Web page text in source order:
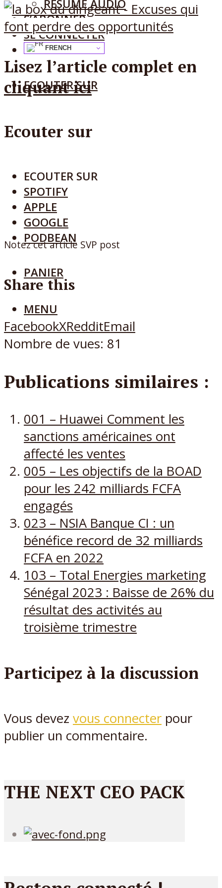
RÉSUMÉ AUDIO
S’ABONNER
SE CONNECTER
FRENCH
ECOUTER SUR
Ecouter sur
ECOUTER SUR
SPOTIFY
APPLE
GOOGLE
PODBEAN
PANIER
MENU
Lisez l’article complet en
cliquant ici
Notez cet article SVP post
Share this
FacebookXRedditEmail
Nombre de vues: 81
Publications similaires :
001 – Huawei Comment les
sanctions américaines ont
affecté les ventes
005 – Les objectifs de la BOAD
pour les 242 milliards FCFA
engagés
023 – NSIA Banque CI : un
bénéfice record de 32 milliards
FCFA en 2022
103 – Total Energies marketing
Sénégal 2023 : Baisse de 26% du
résultat des activités au
troisième trimestre
Participez à la discussion
Vous devez vous connecter pour
publier un commentaire.
THE NEXT CEO PACK